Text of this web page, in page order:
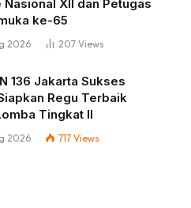
XII dan Petugas
ke-65
2026 207 Views
136 Jakarta Sukses
Regu Terbaik
Tingkat II
2026 717 Views